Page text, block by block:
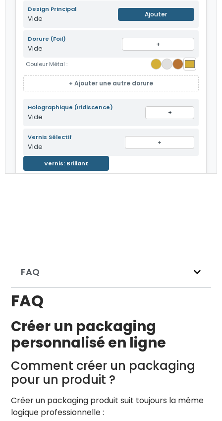
Design Principal
Vide
Ajouter
Dorure (Foil)
Vide
+
Couleur Métal :
+ Ajouter une autre dorure
Holographique (Iridiscence)
Vide
+
Vernis Sélectif
Vide
+
Vernis: Brillant
Design Principal
Dorure (Foil)
Vide
Couleur Métal :
+ Ajouter une autre dorure
Holographique (Iridiscence)
Vide
+
Vernis Sélectif
+
FAQ
FAQ
Créer un packaging
personnalisé en ligne
Comment créer un packaging
pour un produit ?
Créer un packaging produit suit toujours la même
logique professionnelle :